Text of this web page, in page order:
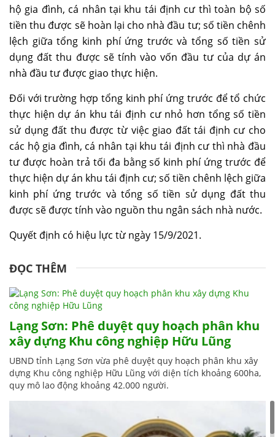
hộ gia đình, cá nhân tại khu tái định cư thì toàn bộ số
tiền thu được sẽ hoàn lại cho nhà đầu tư; số tiền chênh
lệch giữa tổng kinh phí ứng trước và tổng số tiền sử
dụng đất thu được sẽ tính vào vốn đầu tư của dự án
nhà đầu tư được giao thực hiện.
Đối với trường hợp tổng kinh phí ứng trước để tổ chức
thực hiện dự án khu tái định cư nhỏ hơn tổng số tiền
sử dụng đất thu được từ việc giao đất tái định cư cho
các hộ gia đình, cá nhân tại khu tái định cư thì nhà đầu
tư được hoàn trả tối đa bằng số kinh phí ứng trước để
thực hiện dự án khu tái định cư; số tiền chênh lệch giữa
kinh phí ứng trước và tổng số tiền sử dụng đất thu
được sẽ được tính vào nguồn thu ngân sách nhà nước.
Quyết định có hiệu lực từ ngày 15/9/2021.
ĐỌC THÊM
Lạng Sơn: Phê duyệt quy hoạch phân khu
xây dựng Khu công nghiệp Hữu Lũng
UBND tỉnh Lạng Sơn vừa phê duyệt quy hoạch phân khu xây
dựng Khu công nghiệp Hữu Lũng với diện tích khoảng 600ha,
quy mô lao động khoảng 42.000 người.